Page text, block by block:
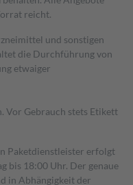
reicht.
und sonstigen
die Durchführung von
etwaiger
Vor Gebrauch stets Etikett
Paketdienstleister erfolgt
bis 18:00 Uhr. Der genaue
in Abhängigkeit der